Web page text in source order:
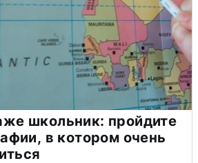
школьник: пройдите
в котором очень